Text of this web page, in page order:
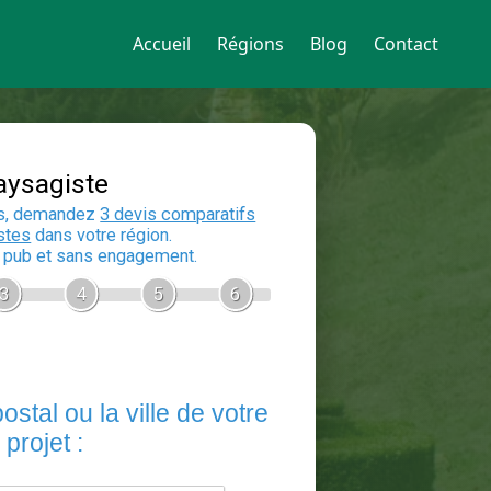
Accueil Régions Blog Contact
Devis Paysagiste
En 5 minutes, demandez
auxpaysagistesdans votre région.
Gratuit, sans pub et sans engagement.